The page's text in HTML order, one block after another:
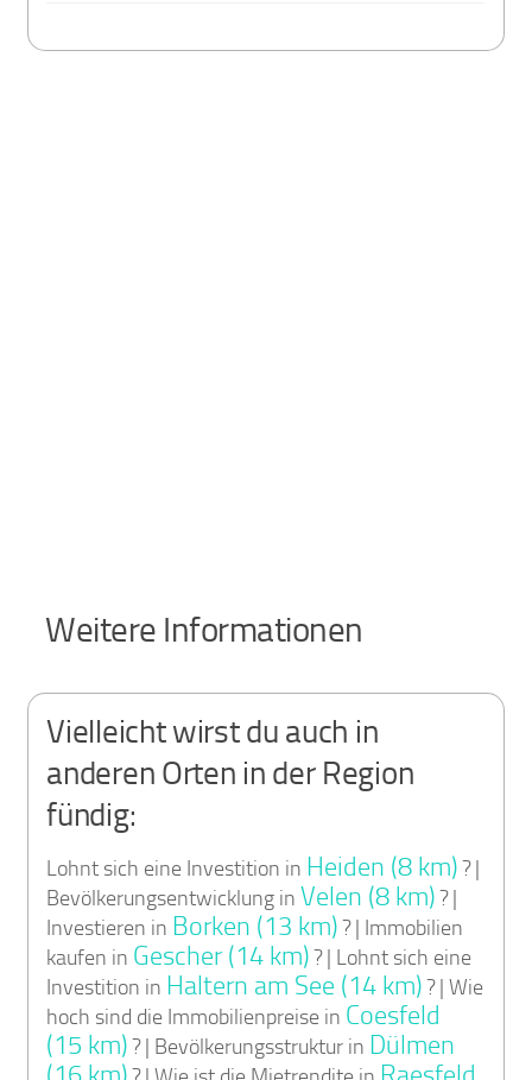
Weitere Informationen
Vielleicht wirst du auch in
anderen Orten in der Region
fündig:
Lohnt sich eine Investition in Heiden (8 km)? |
Bevölkerungsentwicklung in Velen (8 km)? |
Investieren in Borken (13 km)? | Immobilien
kaufen in Gescher (14 km)? | Lohnt sich eine
Investition in Haltern am See (14 km)? | Wie
hoch sind die Immobilienpreise in Coesfeld
(15 km)? | Bevölkerungsstruktur in Dülmen